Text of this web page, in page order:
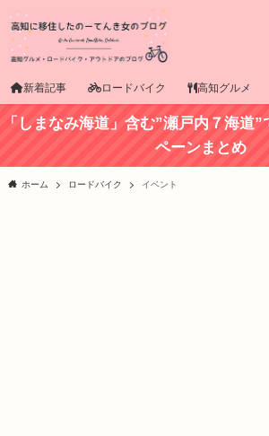
新着記事 ロードバイク 高知グルメ
「しまなみ海道」含む”瀬戸内７海道
ペーンまとめ
ホーム ロードバイク イベント